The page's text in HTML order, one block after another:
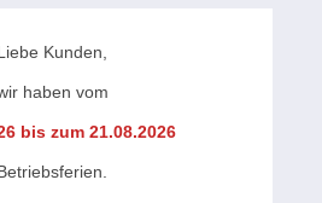
Kunden,
haben vom
bis zum 21.08.2026